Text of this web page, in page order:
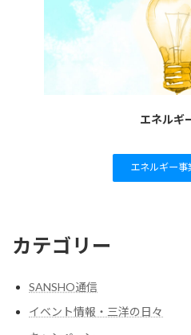
エネルギ
エネルギー事
カテゴリー
SANSHO通信
イベント情報・三洋の日々